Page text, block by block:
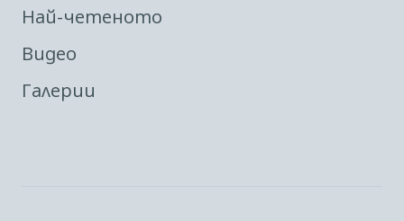
Най-четеното
Видео
Галерии